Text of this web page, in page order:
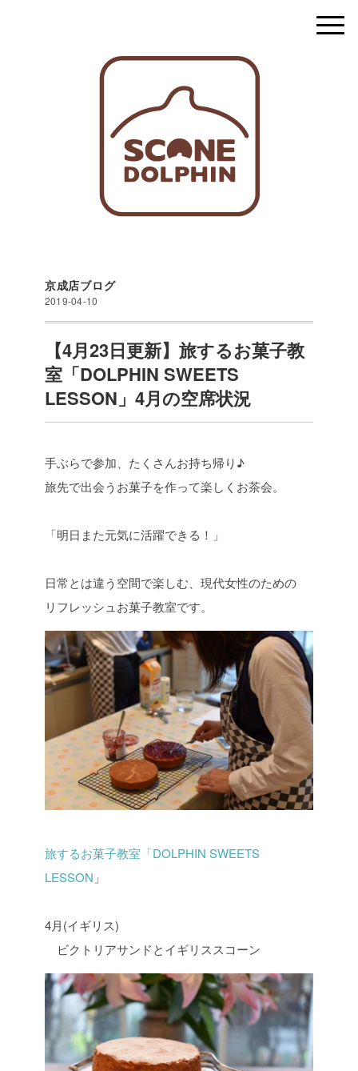
京成店ブログ
2019-04-10
【4月23日更新】旅するお菓子教
室「DOLPHIN SWEETS
LESSON」4月の空席状況
手ぶらで参加、たくさんお持ち帰り♪
旅先で出会うお菓子を作って楽しくお茶会。
「明日また元気に活躍できる！」
日常とは違う空間で楽しむ、現代女性のための
リフレッシュお菓子教室です。
旅するお菓子教室「DOLPHIN SWEETS
LESSON 」
4月(イギリス)
ビクトリアサンドとイギリススコーン